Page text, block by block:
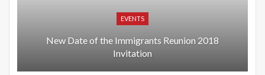
EVENTS
New Date of the Immigrants Reunion 2018
Invitation